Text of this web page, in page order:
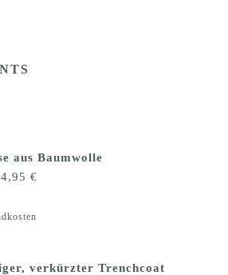
aus Baumwolle
€
verkürzter Trenchcoat